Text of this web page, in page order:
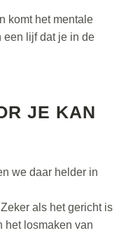
komt het mentale
een lijf dat je in de
JE KAN
we daar helder in
als het gericht is
het losmaken van